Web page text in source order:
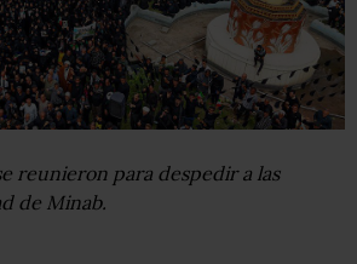
reunieron para despedir a las
de Minab.